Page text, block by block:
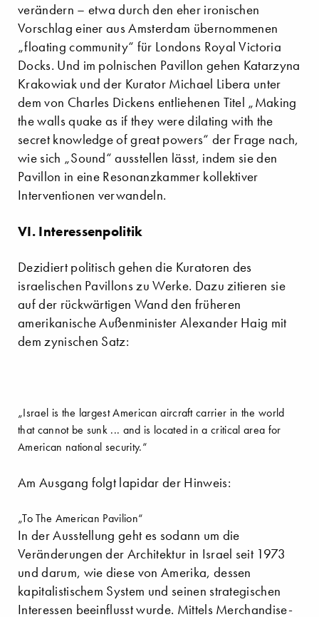
verändern – etwa durch den eher ironischen
Vorschlag einer aus Amsterdam übernommenen
„floating community“ für Londons Royal Victoria
Docks. Und im polnischen Pavillon gehen Katarzyna
Krakowiak und der Kurator Michael Libera unter
dem von Charles Dickens entliehenen Titel „Making
the walls quake as if they were dilating with the
secret knowledge of great powers“ der Frage nach,
wie sich „Sound“ ausstellen lässt, indem sie den
Pavillon in eine Resonanzkammer kollektiver
Interventionen verwandeln.
VI. Interessenpolitik
Dezidiert politisch gehen die Kuratoren des
israelischen Pavillons zu Werke. Dazu zitieren sie
auf der rückwärtigen Wand den früheren
amerikanische Außenminister Alexander Haig mit
dem zynischen Satz:
„Israel is the largest American aircraft carrier in the world
that cannot be sunk ... and is located in a critical area for
American national security.“
Am Ausgang folgt lapidar der Hinweis:
„To The American Pavilion“
In der Ausstellung geht es sodann um die
Veränderungen der Architektur in Israel seit 1973
und darum, wie diese von Amerika, dessen
kapitalistischem System und seinen strategischen
Interessen beeinflusst wurde. Mittels Merchandise-